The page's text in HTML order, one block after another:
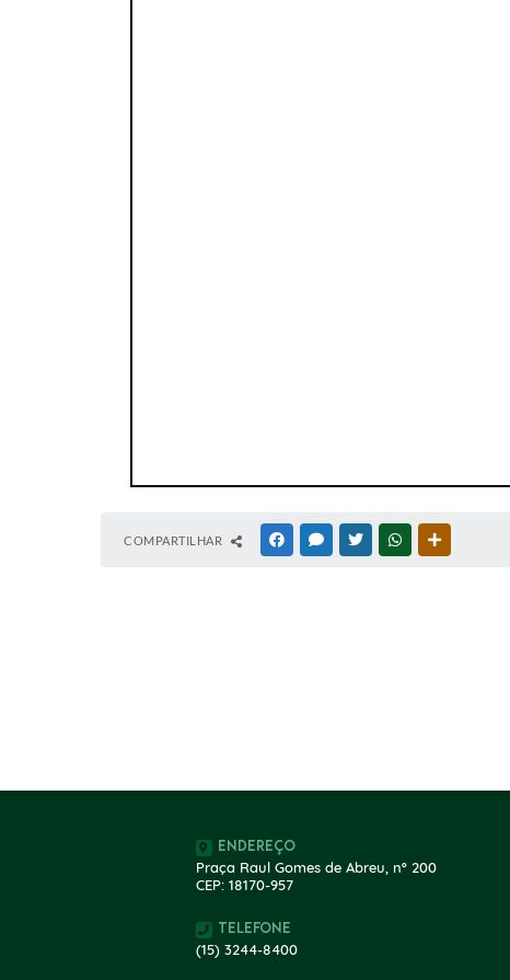
COMPARTILHAR FACEBOOKMESSENGER
TWITTERWHATSAPP
Endereço
Praça Raul Gomes de Abreu, nº 200
CEP: 18170-957
Telefone
(15) 3244-8400